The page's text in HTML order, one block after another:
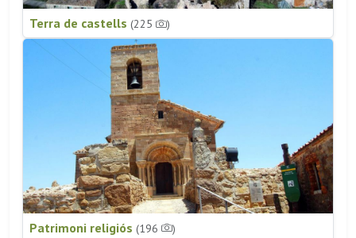
Terra de castells (225 )
Patrimoni religiós (196 )